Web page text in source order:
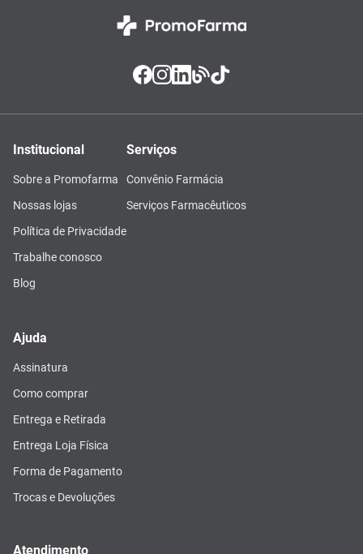
Institucional
Sobre a Promofarma
Nossas lojas
Política de Privacidade
Trabalhe conosco
Blog
Serviços
Convênio Farmácia
Serviços Farmacêuticos
Ajuda
Assinatura
Como comprar
Entrega e Retirada
Entrega Loja Física
Forma de Pagamento
Trocas e Devoluções
Atendimento